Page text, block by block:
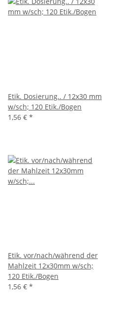
Etik. Dosierung.. / 12x30 mm
w/sch; 120 Etik./Bogen
1,56 € *
Etik. vor/nach/während der
Mahlzeit 12x30mm w/sch;
120 Etik./Bogen
1,56 € *